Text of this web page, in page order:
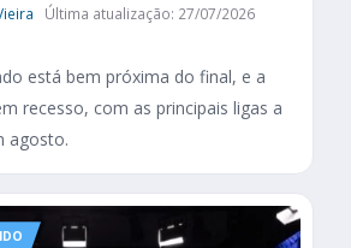
Última atualização: 27/07/2026
está bem próxima do final, e a
recesso, com as principais ligas a
agosto.